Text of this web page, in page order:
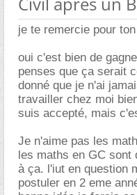
je te remercie pour
oui c'est bien de
penses que ça serait
donné que je n'ai
travailler chez moi
suis accepté, mais
Je n'aime pas les
les maths en GC sont
à ça. l'iut en question
postuler en 2 eme